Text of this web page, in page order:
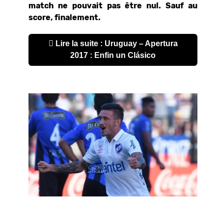
match ne pouvait pas être nul. Sauf au
score, finalement.
Lire la suite : Uruguay – Apertura
2017 : Enfin un Clásico